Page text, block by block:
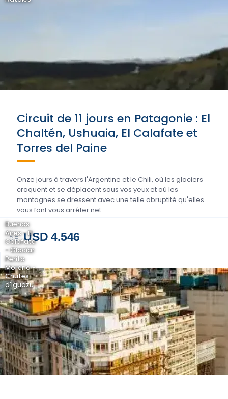
Circuit de 11 jours en Patagonie : El
Chaltén, Ushuaia, El Calafate et
Torres del Paine
Onze jours à travers l'Argentine et le Chili, où les glaciers
craquent et se déplacent sous vos yeux et où les
montagnes se dressent avec une telle abruptité qu'elles
vous font vous arrêter net….
DE USD 4.546
Buenos
Aires - El
Calafate
- Glaciar
Perito
Moreno -
Chutes
d'Iguazu